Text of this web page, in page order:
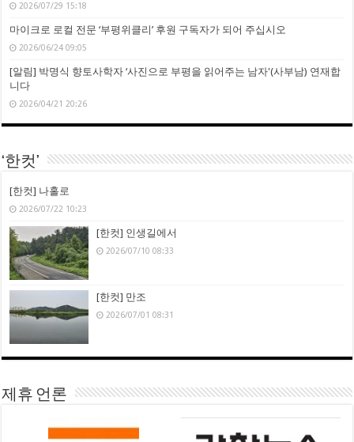
2026/07/29 15:18
마이크로 로컬 전문 ‘부평위클리’ 후원 구독자가 되어 주십시오
2026/06/24 09:05
[알림] 박명식 향토사학자 ‘사진으로 부평을 읽어주는 남자'(사부남) 연재합
니다
2026/04/21 20:26
‘한컷’
[한컷] 나홀로
2026/07/22 10:23
[한컷] 인생길에서
2026/07/10 08:33
[한컷] 만조
2026/07/01 08:31
제휴 언론